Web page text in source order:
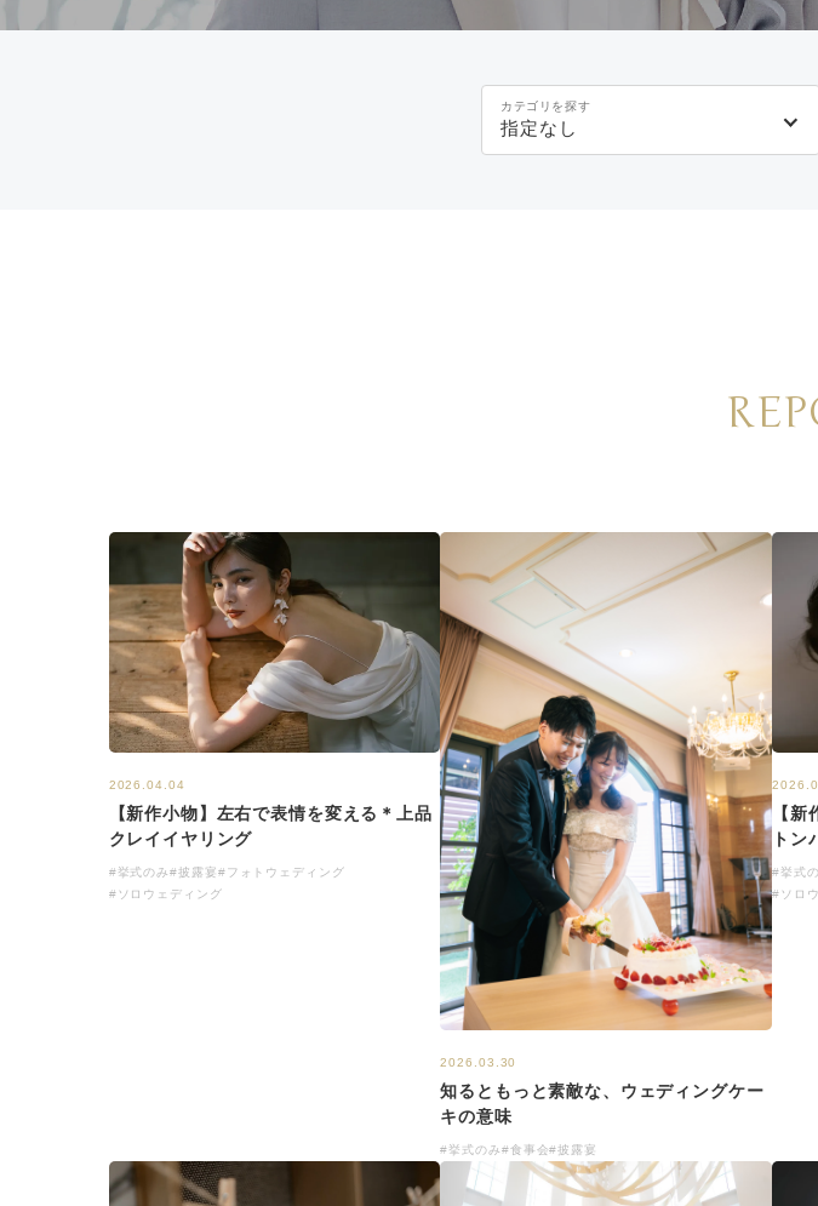
カテゴリを探す
指定なし
2026.04.04
【新作小物】左右で表情を変える＊上品
クレイイヤリング
#挙式のみ#披露宴#フォトウェディング
#ソロウェディング
2026.03.30
知るともっと素敵な、ウェディングケー
キの意味
#挙式のみ#食事会#披露宴
【
ト
#挙式
#ソロ